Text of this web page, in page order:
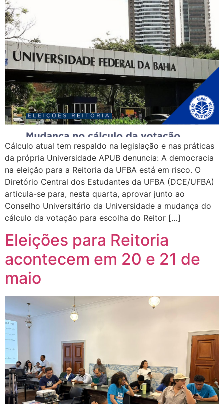
Cálculo atual tem respaldo na legislação e nas práticas
da própria Universidade APUB denuncia: A democracia
na eleição para a Reitoria da UFBA está em risco. O
Diretório Central dos Estudantes da UFBA (DCE/UFBA)
articula-se para, nesta quarta, aprovar junto ao
Conselho Universitário da Universidade a mudança do
cálculo da votação para escolha do Reitor […]
Eleições para Reitoria
acontecem em 20 e 21 de
maio